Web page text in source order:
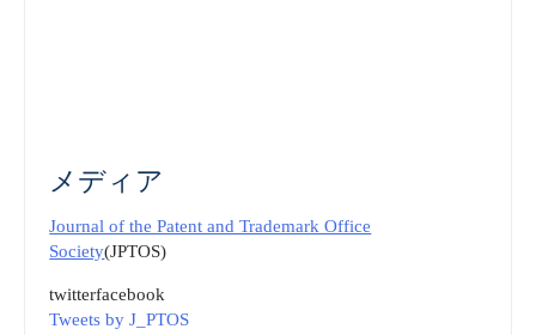
メディア
Journal of the Patent and Trademark Office
Society(JPTOS)
twitterfacebook
Tweets by J_PTOS